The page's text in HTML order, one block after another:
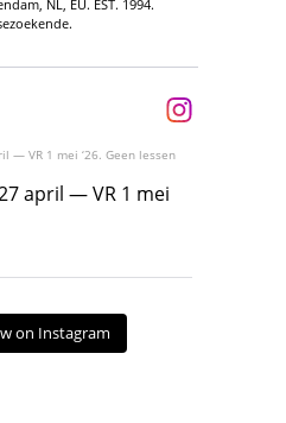
NL, EU. EST. 1994.
— VR 1 mei ‘26.
april — VR 1 mei
on Instagram